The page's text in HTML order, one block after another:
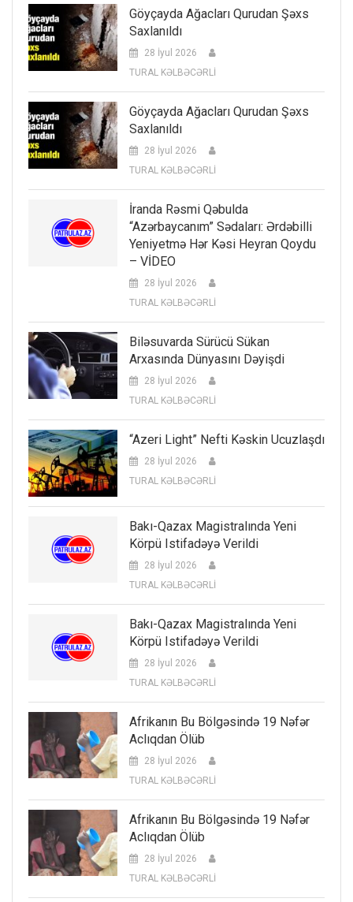
Göyçayda Ağacları Qurudan Şəxs
Saxlanıldı
28 İyul 2026
TURAL KƏLBƏCƏRLİ
Göyçayda Ağacları Qurudan Şəxs
Saxlanıldı
28 İyul 2026
TURAL KƏLBƏCƏRLİ
İranda Rəsmi Qəbulda
“Azərbaycanım” Sədaları: Ərdəbilli
Yeniyetmə Hər Kəsi Heyran Qoydu
– VİDEO
28 İyul 2026
TURAL KƏLBƏCƏRLİ
Biləsuvarda Sürücü Sükan
Arxasında Dünyasını Dəyişdi
28 İyul 2026
TURAL KƏLBƏCƏRLİ
“Azeri Light” Nefti Kəskin Ucuzlaşdı
28 İyul 2026
TURAL KƏLBƏCƏRLİ
Bakı-Qazax Magistralında Yeni
Körpü Istifadəyə Verildi
28 İyul 2026
TURAL KƏLBƏCƏRLİ
Bakı-Qazax Magistralında Yeni
Körpü Istifadəyə Verildi
28 İyul 2026
TURAL KƏLBƏCƏRLİ
Afrikanın Bu Bölgəsində 19 Nəfər
Aclıqdan Ölüb
28 İyul 2026
TURAL KƏLBƏCƏRLİ
Afrikanın Bu Bölgəsində 19 Nəfər
Aclıqdan Ölüb
28 İyul 2026
TURAL KƏLBƏCƏRLİ